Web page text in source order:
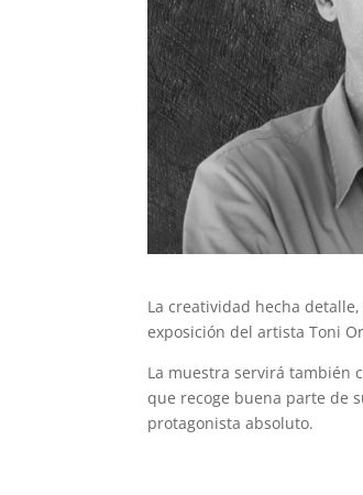
La creatividad hecha
exposición del artista Toni
La muestra servirá también
que recoge buena parte de
protagonista absoluto.